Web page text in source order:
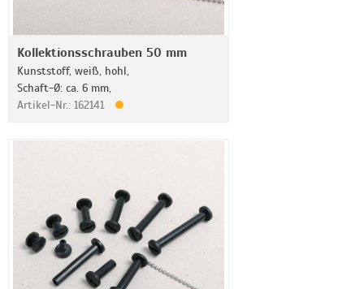
Kollektionsschrauben 50 mm
Kunststoff, weiß, hohl,
Schaft-Ø: ca. 6 mm,
Artikel-Nr.: 162141